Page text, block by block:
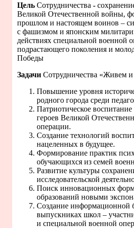
Цель Сотрудничества -
Великой Отечественной войны,
прошлом и настоящем воинов –
с фашизмом и японским
действиях специальной военной
подрастающего поколения и
Победы
Задачи Сотрудничества «Живем
Повышение уровня
родного города среди
Патриотическое
героев Великой
операции.
Создание технологий
нацеленных в будущее.
Формирование практик
обучающихся из семей
Развитие культуры
исследовательской
Поиск инновационных
образований новыми
Создание информационной
выпускниках школ –
и специальной военной